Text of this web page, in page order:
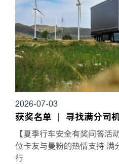
2026-07-03
获奖名单 ｜ 寻找满分司
【夏季行车安全有奖问答活
位卡友与曼粉的热情支持 满
行